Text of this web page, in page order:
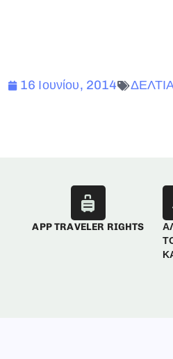
16 Ιουνίου, 2014
APP TRAVELER RIGHTS